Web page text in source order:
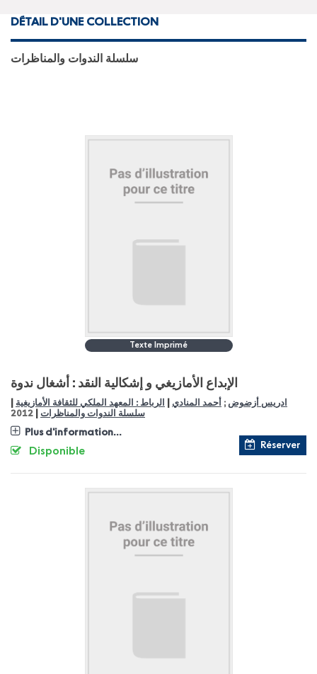
DÉTAIL D'UNE COLLECTION
سلسلة الندوات والمناظرات
Texte Imprimé
الإبداع الأمازيغي و إشكالية النقد : أشغال ندوة
ادريس أزضوض ; أحمد المنادي الرباط : المعهد الملكي للثقافة الأمازيغية
سلسلة الندوات والمناظرات 2012
Plus d'information...
Réserver
Disponible